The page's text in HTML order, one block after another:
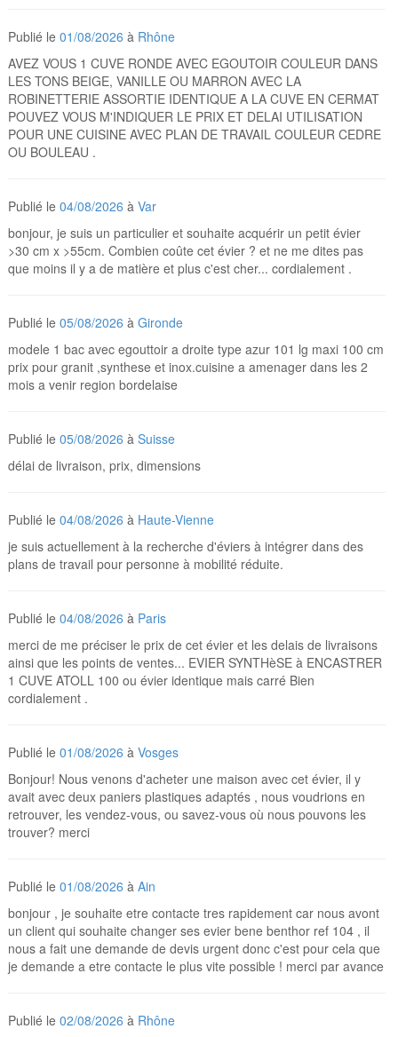
Publié le01/08/2026 à Rhône
AVEZ VOUS 1 CUVE RONDE AVEC EGOUTOIR COULEUR DANS
LES TONS BEIGE, VANILLE OU MARRON AVEC LA
ROBINETTERIE ASSORTIE IDENTIQUE A LA CUVE EN CERMAT
POUVEZ VOUS M'INDIQUER LE PRIX ET DELAI UTILISATION
POUR UNE CUISINE AVEC PLAN DE TRAVAIL COULEUR CEDRE
OU BOULEAU .
Publié le04/08/2026 àVar
bonjour, je suis un particulier et souhaite acquérir un petit évier
>30 cm x >55cm. Combien coûte cet évier ? et ne me dites pas
que moins il y a de matière et plus c'est cher... cordialement .
Publié le05/08/2026 àGironde
modele 1 bac avec egouttoir a droite type azur 101 lg maxi 100 cm
prix pour granit ,synthese et inox.cuisine a amenager dans les 2
mois a venir region bordelaise
Publié le05/08/2026 àSuisse
délai de livraison, prix, dimensions
Publié le04/08/2026 à Haute-Vienne
je suis actuellement à la recherche d'éviers à intégrer dans des
plans de travail pour personne à mobilité réduite.
Publié le04/08/2026 à Paris
merci de me préciser le prix de cet évier et les delais de livraisons
ainsi que les points de ventes... EVIER SYNTHèSE à ENCASTRER
1 CUVE ATOLL 100 ou évier identique mais carré Bien
cordialement .
Publié le01/08/2026 àVosges
Bonjour! Nous venons d'acheter une maison avec cet évier, il y
avait avec deux paniers plastiques adaptés , nous voudrions en
retrouver, les vendez-vous, ou savez-vous où nous pouvons les
trouver? merci
Publié le01/08/2026 àAin
bonjour , je souhaite etre contacte tres rapidement car nous avont
un client qui souhaite changer ses evier bene benthor ref 104 , il
nous a fait une demande de devis urgent donc c'est pour cela que
je demande a etre contacte le plus vite possible ! merci par avance
Publié le02/08/2026 à Rhône